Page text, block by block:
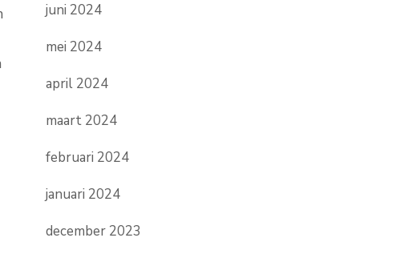
juni 2024
mei 2024
april 2024
maart 2024
februari 2024
januari 2024
december 2023